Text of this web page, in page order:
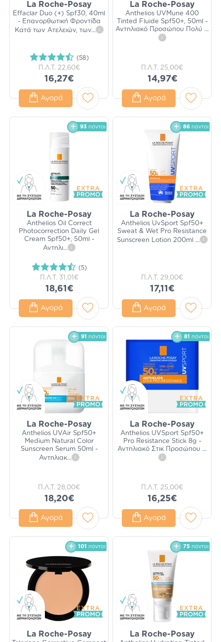
La Roche-Posay
Effaclar Duo (+) Spf30, 40ml
- Επανορθωτική Φροντίδα
Κατά των Ατελειών, των... i
(58)
Π.Λ.Τ. 22,60€
16,27€
Αγορά
La Roche-Posay
Anthelios UVMune 400
Tinted Fluide Spf50+, 50ml -
Αντηλιακό Προσώπου Πολύ ...
i
Π.Λ.Τ. 25,00€
14,97€
Αγορά
93 πόντοι
La Roche-Posay
Anthelios Oil Correct
Photocorrection Daily Gel
Cream Spf50+, 50ml -
Αντηλι... i
(5)
Π.Λ.Τ. 31,01€
18,61€
Αγορά
86 πόντοι
La Roche-Posay
Anthelios UvSport Spf50+
Sweat & Wet Pro Resistance
Sunscreen Lotion 200ml
... i
Π.Λ.Τ. 29,00€
17,11€
Αγορά
91 πόντοι
La Roche-Posay
Anthelios UVAir Spf50+
Medium Natural Color
Sunscreen Serum 50ml -
Αντηλιακ... i
Π.Λ.Τ. 28,00€
18,20€
Αγορά
81 πόντοι
La Roche-Posay
Anthelios UVSport Spf50+
Pro Resistance Stick 8g -
Αντηλιακό Στικ Προσώπου ...
i
Π.Λ.Τ. 25,00€
16,25€
Αγορά
101 πόντοι
La Roche-Posay
75 πόντοι
La Roche-Posay